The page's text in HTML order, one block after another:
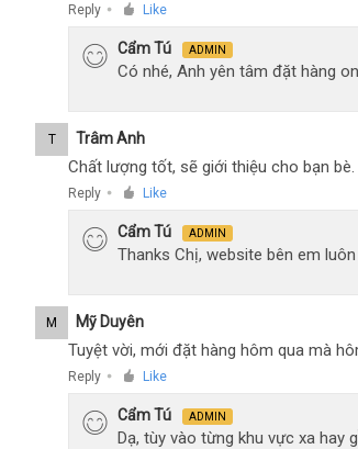
Reply ● Like
Cẩm Tú ADMIN
Có nhé, Anh yên tâm đặt hàng
T Trâm Anh
Chất lượng tốt, sẽ giới thiệu cho bạn bè.
Reply ● Like
Cẩm Tú ADMIN
Thanks Chị, website bên em
M Mỹ Duyên
Tuyệt vời, mới đặt hàng hôm qua mà
Reply ● Like
Cẩm Tú ADMIN
Dạ, tùy vào từng khu vực xa hay